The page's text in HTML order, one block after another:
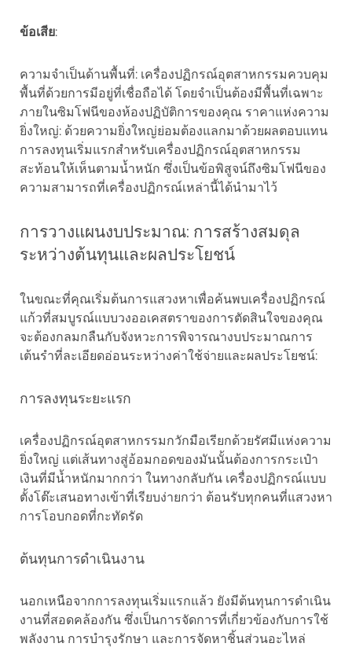
ข้อเสีย:
ความจำเป็นด้านพื้นที่: เครื่องปฏิกรณ์อุตสาหกรรมควบคุม
พื้นที่ด้วยการมีอยู่ที่เชื่อถือได้ โดยจำเป็นต้องมีพื้นที่เฉพาะ
ภายในซิมโฟนีของห้องปฏิบัติการของคุณ ราคาแห่งความ
ยิ่งใหญ่: ด้วยความยิ่งใหญ่ย่อมต้องแลกมาด้วยผลตอบแทน
การลงทุนเริ่มแรกสำหรับเครื่องปฏิกรณ์อุตสาหกรรม
สะท้อนให้เห็นตามน้ำหนัก ซึ่งเป็นข้อพิสูจน์ถึงซิมโฟนีของ
ความสามารถที่เครื่องปฏิกรณ์เหล่านี้ได้นำมาไว้
การวางแผนงบประมาณ: การสร้างสมดุล
ระหว่างต้นทุนและผลประโยชน์
ในขณะที่คุณเริ่มต้นการแสวงหาเพื่อค้นพบเครื่องปฏิกรณ์
แก้วที่สมบูรณ์แบบวงออเคสตราของการตัดสินใจของคุณ
จะต้องกลมกลืนกับจังหวะการพิจารณางบประมาณการ
เต้นรำที่ละเอียดอ่อนระหว่างค่าใช้จ่ายและผลประโยชน์:
การลงทุนระยะแรก
เครื่องปฏิกรณ์อุตสาหกรรมกวักมือเรียกด้วยรัศมีแห่งความ
ยิ่งใหญ่ แต่เส้นทางสู่อ้อมกอดของมันนั้นต้องการกระเป๋า
เงินที่มีน้ำหนักมากกว่า ในทางกลับกัน เครื่องปฏิกรณ์แบบ
ตั้งโต๊ะเสนอทางเข้าที่เรียบง่ายกว่า ต้อนรับทุกคนที่แสวงหา
การโอบกอดที่กะทัดรัด
ต้นทุนการดำเนินงาน
นอกเหนือจากการลงทุนเริ่มแรกแล้ว ยังมีต้นทุนการดำเนิน
งานที่สอดคล้องกัน ซึ่งเป็นการจัดการที่เกี่ยวข้องกับการใช้
พลังงาน การบำรุงรักษา และการจัดหาชิ้นส่วนอะไหล่